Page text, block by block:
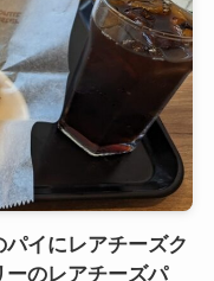
パイにレアチーズク
ーのレアチーズパ